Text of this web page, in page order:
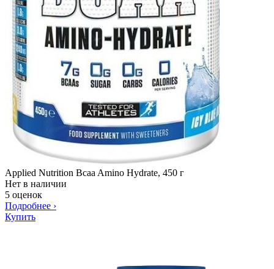
Applied Nutrition Bcaa Amino Hydrate, 450 г
Нет в наличии
5 оценок
Подробнее ›
Купить